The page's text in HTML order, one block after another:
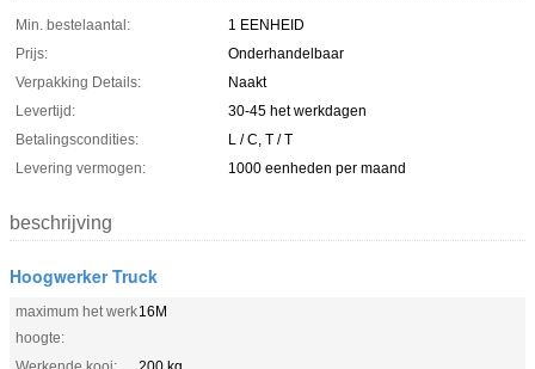
Min. bestelaantal:
1 EENHEID
Prijs:
Onderhandelbaar
Verpakking Details:
Naakt
Levertijd:
30-45 het werkdagen
Betalingscondities:
L / C, T / T
Levering vermogen:
1000 eenheden per maand
beschrijving
Hoogwerker Truck
maximum het werk
hoogte:
16M